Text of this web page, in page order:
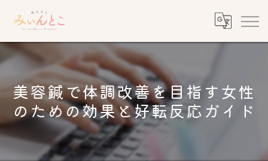
美容鍼で体調改善を目指す女性
のための効果と好転反応ガイド